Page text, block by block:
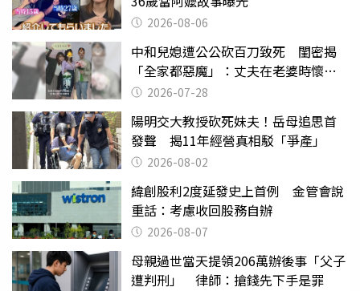
2026-08-06
中和兒媳遭公公砍百刀致死 閨密揭
「全家都惡魔」：丈夫在老婆時懷孕
摔東西
2026-07-28
陽明交大教授砍死妹夫！岳母追思首
發聲 揭11年經營真相駁「爭產」
2026-08-02
緯創股利2度延發史上首例 金管會說
重話：考慮收回股務自辦
2026-08-07
母親過世當天提領206萬辦後事「父子
遭判刑」 律師：搶錢先下手是罪